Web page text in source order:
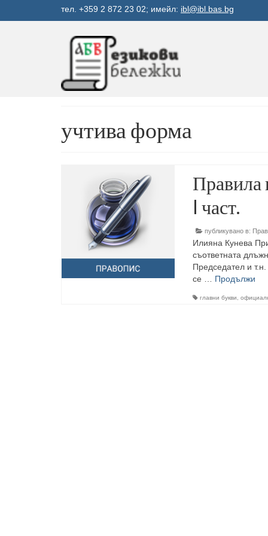
тел. +359 2 872 23 02; имейл: ibl@ibl.bas.bg
учтива форма
Правила
I част.
публикувано в:
Илияна Кунева
съответната
Председател и
се … Продължи
главни букви